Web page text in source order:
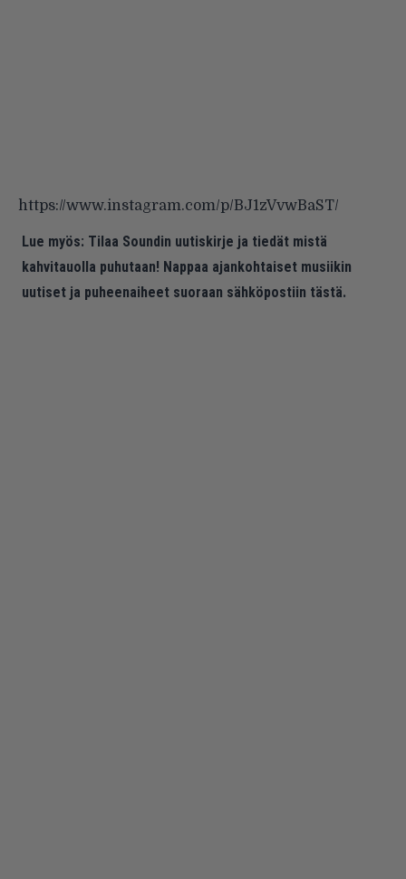
https://www.instagram.com/p/BJ1zVvwBaST/
Lue myös: Tilaa Soundin uutiskirje ja tiedät mistä
kahvitauolla puhutaan! Nappaa ajankohtaiset musiikin
uutiset ja puheenaiheet suoraan sähköpostiin tästä.